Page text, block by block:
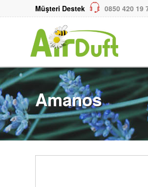
Müşteri Destek 0850 420 19
Amanos